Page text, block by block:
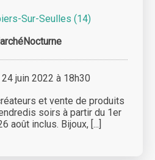
Sur-Seulles (14)
juin 2022 à 18h30
et vente de produits
soirs à partir du 1er
août inclus. Bijoux, [...]